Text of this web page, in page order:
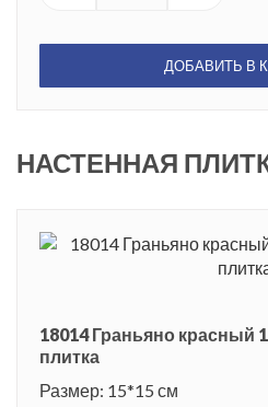
ДОБАВИТЬ В
НАСТЕННАЯ
18014 Граньяно красный
плитка
Размер: 15*15 см